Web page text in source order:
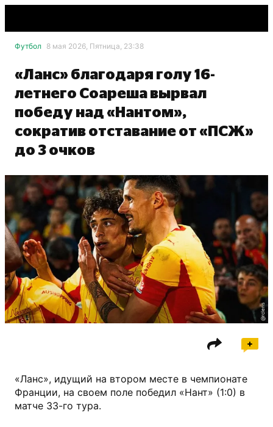
Футбол 8 мая 2026, Пятница, 23:38
«Ланс» благодаря голу 16-
летнего Соареша вырвал
победу над «Нантом»,
сократив отставание от «ПСЖ»
до 3 очков
@rclens
«Ланс», идущий на втором месте в чемпионате
Франции, на своем поле победил «Нант» (1:0) в
матче 33-го тура.